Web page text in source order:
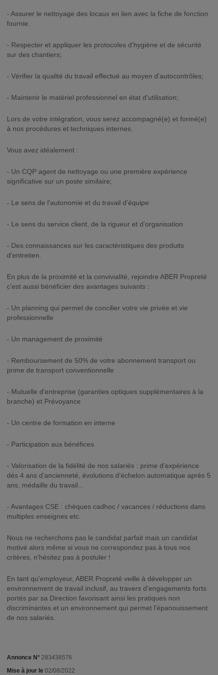
- Assurer le nettoyage des locaux en lien avec la fiche de fonction
fournie.
- Respecter et appliquer les protocoles d'hygiène et de sécurité
sur des chantiers;
- Vérifier la qualité du travail effectué au moyen d'autocontrôles;
- Maintenir le matériel professionnel en état d'utilisation;
Lors de votre intégration, vous serez accompagné(e) et formé(e)
à nos procédures et techniques internes.
Vous avez idéalement :
- Un CQP agent de nettoyage ou une première expérience
significative sur un poste similaire;
- Le sens de l'autonomie et du travail d'équipe
- Le sens du service client, de la rigueur et d'organisation
- Des connaissances sur les caractéristiques des produits
d'entretien.
En plus de la proximité et la convivialité, rejoindre ABER Propreté
c'est aussi bénéficier des avantages suivants :
- Un planning qui permet de concilier votre vie privée et vie
professionnelle
- Un management de proximité
- Remboursement de 50% de votre abonnement transport ou
prime de transport conventionnelle
- Mutuelle d'entreprise (garanties optiques supplémentaires à la
branche) et Prévoyance
- Un centre de formation en interne
- Participation aux bénéfices
- Valorisation de la fidélité de nos salariés : prime d'expérience
dès 4 ans d'ancienneté, évolutions d'échelon automatique après 5
ans, médaille du travail...
- Avantages CSE : chèques cadhoc / vacances / réductions dans
multiples enseignes etc.
Nous ne recherchons pas le candidat parfait mais un candidat
motivé alors même si vous ne correspondez pas à tous nos
critères, n'hésitez pas à postuler !
En tant qu'employeur, ABER Propreté veille à développer un
environnement de travail inclusif, au travers d'engagements forts
portés par sa Direction favorisant ainsi les pratiques non
discriminantes et un environnement qui permet l'épanouissement
de nos salariés.
Annonce N° 283438576
Mise à jour le 02/08/2022